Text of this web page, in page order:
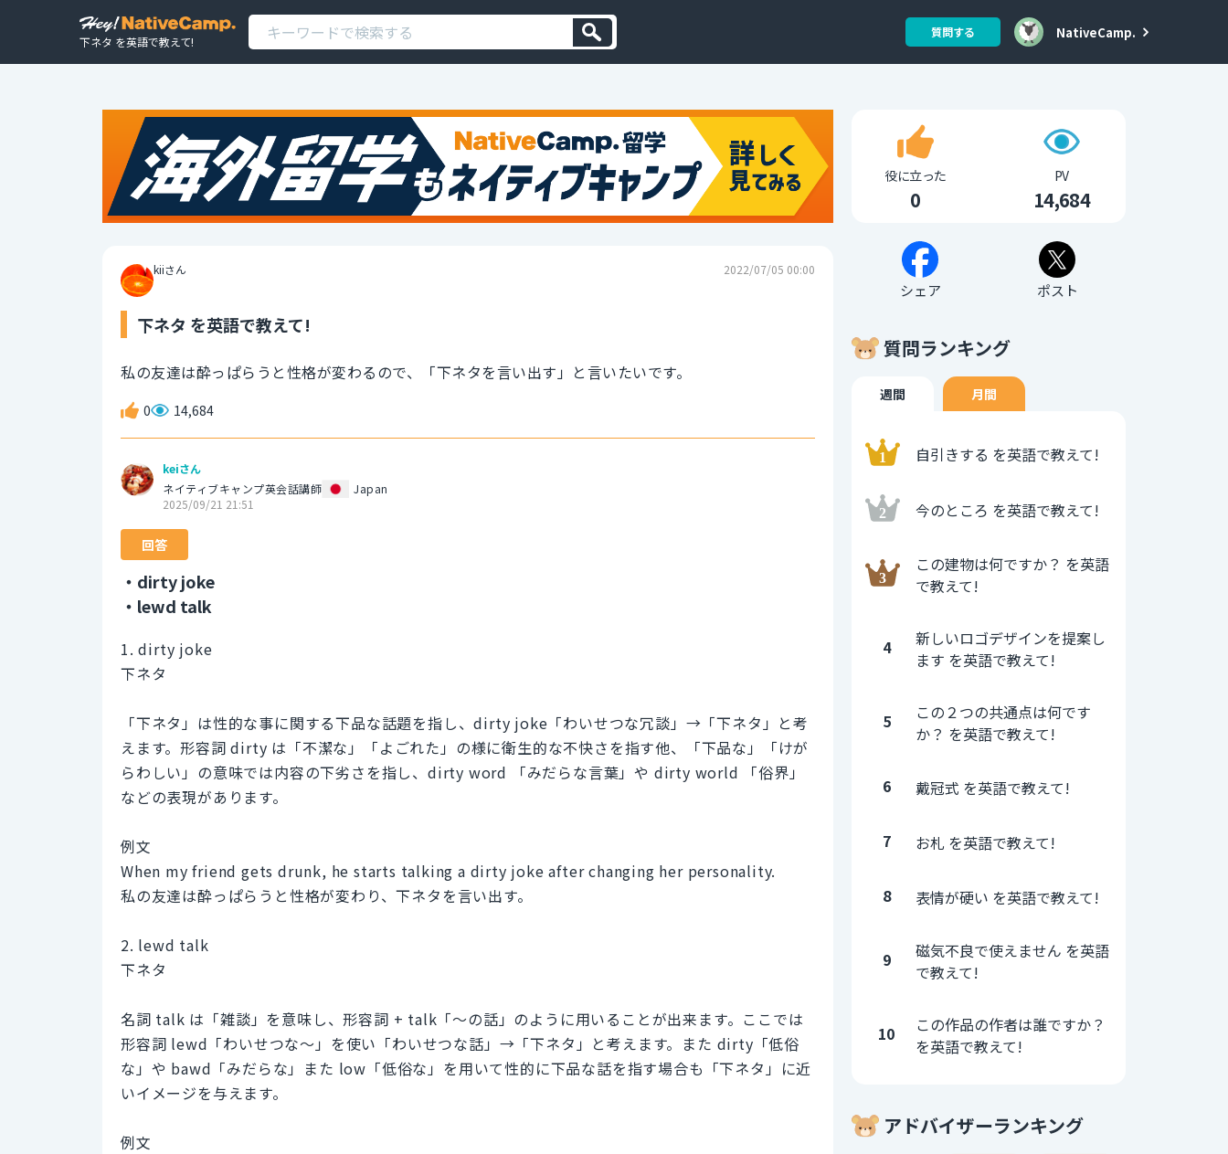
下ネタ を英語で教えて!
質問する NativeCamp.
kiiさん 2022/07/05 00:00
下ネタ を英語で教えて!
私の友達は酔っぱらうと性格が変わるので、「下ネタを言い出す」と言いたいです。
0 14,684
keiさん
ネイティブキャンプ英会話講師
Japan
2025/09/21 21:51
回答
・dirty joke
・lewd talk
1. dirty joke
下ネタ
「下ネタ」は性的な事に関する下品な話題を指し、dirty joke「わいせつな冗談」→「下ネタ」と考
えます。形容詞 dirty は「不潔な」「よごれた」の様に衛生的な不快さを指す他、「下品な」「けが
らわしい」の意味では内容の下劣さを指し、dirty word 「みだらな言葉」や dirty world 「俗界」
などの表現があります。
例文
When my friend gets drunk, he starts talking a dirty joke after changing her personality.
私の友達は酔っぱらうと性格が変わり、下ネタを言い出す。
2. lewd talk
下ネタ
名詞 talk は「雑談」を意味し、形容詞 + talk「～の話」のように用いることが出来ます。ここでは
形容詞 lewd「わいせつな～」を使い「わいせつな話」→「下ネタ」と考えます。また dirty「低俗
な」や bawd「みだらな」また low「低俗な」を用いて性的に下品な話を指す場合も「下ネタ」に近
いイメージを与えます。
例文
役に立った
0
PV
14,684
シェア ポスト
質問ランキング
週間 月間
自引きする を英語で教えて!
今のところ を英語で教えて!
この建物は何ですか？ を英語
で教えて!
4
新しいロゴデザインを提案し
ます を英語で教えて!
5
この２つの共通点は何です
か？ を英語で教えて!
6 戴冠式 を英語で教えて!
7 お札 を英語で教えて!
8 表情が硬い を英語で教えて!
9
磁気不良で使えません を英語
で教えて!
10
この作品の作者は誰ですか？
を英語で教えて!
アドバイザーランキング